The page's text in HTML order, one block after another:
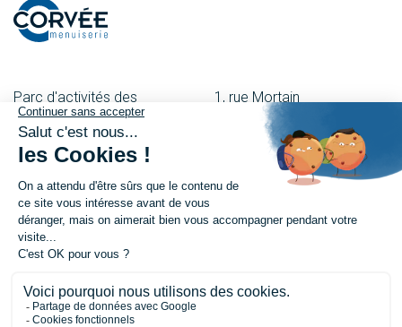
Parc d'activités des
Besnardières
53120 Gorron
02 43 08 00 43
27, rue du Maréchal-Foch
61700 Domfront
02 33 65 57 15
1, rue Mortain
50600 St-Hilaire-Du-
Harcouët
02 33 69 08 55
53500 Ernée
Nous contacter